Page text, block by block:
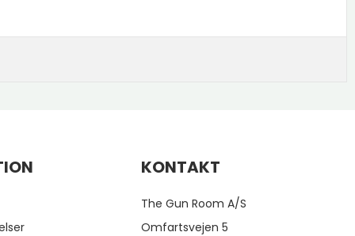
KONTAKT
The Gun Room A/S
Omfartsvejen 5